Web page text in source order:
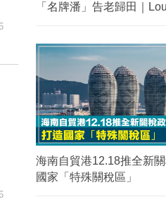
「名牌潘」告老歸田｜
海南自貿港12.18推全新
國家「特殊關稅區」